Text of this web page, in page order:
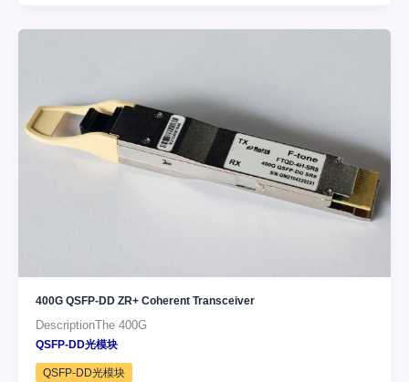
400G QSFP-DD ZR+ Coherent Transceiver
DescriptionThe 400G
QSFP-DD光模块
QSFP-DD光模块